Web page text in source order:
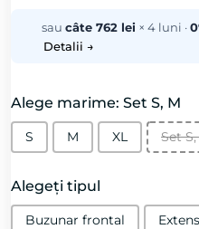
sau câte 762 lei × 4 luni ·
Detalii →
Alege marime: Set S, M
S M XL Set
Alegeți tipul
Buzunar frontal